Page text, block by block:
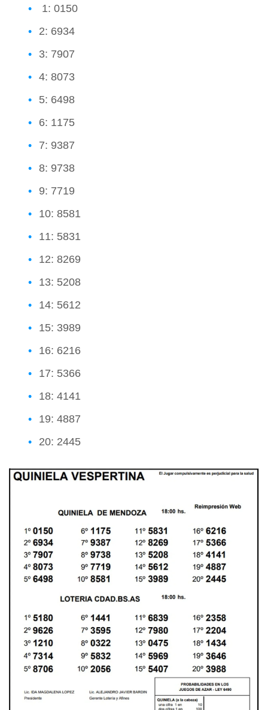
1: 0150
2: 6934
3: 7907
4: 8073
5: 6498
6: 1175
7: 9387
8: 9738
9: 7719
10: 8581
11: 5831
12: 8269
13: 5208
14: 5612
15: 3989
16: 6216
17: 5366
18: 4141
19: 4887
20: 2445